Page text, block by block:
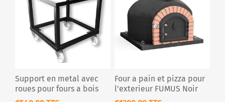
Support en metal avec
roues pour fours a bois
Four a pain et pizza pour
l'exterieur FUMUS Noir